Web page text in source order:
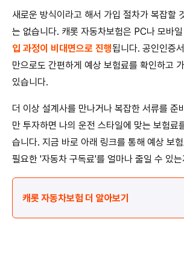
새로운 방식이라고 해서 가입 절차가 복잡할
는 없습니다. 캐롯 자동차보험은 PC나 모바
입 과정이 비대면으로 진행됩니다. 공인인증
만으로도 간편하게 예상 보험료를 확인하고
있습니다.
더 이상 설계사를 만나거나 복잡한 서류를 준
만 투자하면 나의 운전 스타일에 맞는 보험료
습니다. 지금 바로 아래 링크를 통해 예상 보
필요한 '자동차 구독료'를 얼마나 줄일 수 있
캐롯 자동차보험 더 알아보기